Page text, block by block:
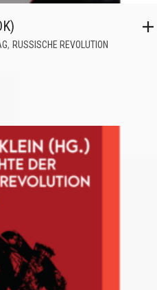
, RUSSISCHE REVOLUTION